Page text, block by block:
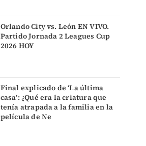
Orlando City vs. León EN VIVO.
Partido Jornada 2 Leagues Cup
2026 HOY
Final explicado de ‘La última
casa’: ¿Qué era la criatura que
tenía atrapada a la familia en la
película de Ne